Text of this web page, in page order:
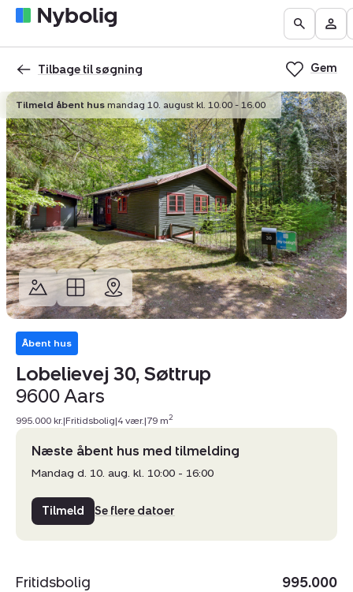
Boliger
til
salg
Find
mægler
Få
vurderet
din
bolig
Go
to
the
Search
page
Mit
Tilbage til søgning Gem
Tilmeld åbent hus mandag 10. august kl. 10.00 - 16.00
Åbent hus
Lobelievej 30, Søttrup
9600 Aars
995.000 kr.|Fritidsbolig|4 vær.|79 m2
Næste åbent hus med tilmelding
Mandag d. 10. aug. kl. 10:00 - 16:00
Tilmeld Se flere datoer
Fritidsbolig 995.000